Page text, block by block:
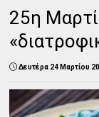
25η
Δευτέρα 24 Μαρτίου